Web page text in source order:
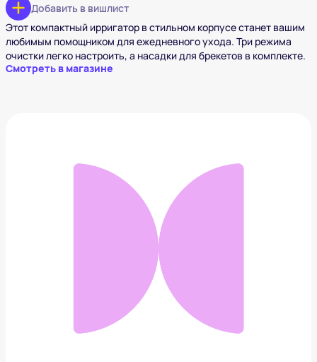
Добавить в вишлист
Этот компактный ирригатор в стильном корпусе станет вашим
любимым помощником для ежедневного ухода. Три режима
очистки легко настроить, а насадки для брекетов в комплекте.
Смотреть в магазине
Профессиональный шейвер BaByliss PRO FOILFX 02
5 200 ₽
Добавить в вишлист